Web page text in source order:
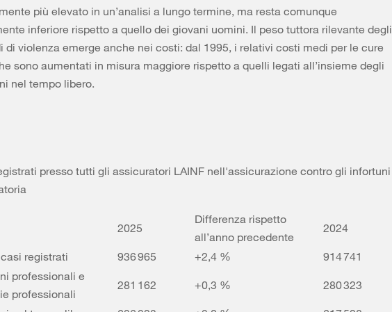
più elevato in un’analisi a lungo termine, ma resta comunque
inferiore rispetto a quello dei giovani uomini. Il peso tuttora rilevante degli
di violenza emerge anche nei costi: dal 1995, i relativi costi medi per le cure
sono aumentati in misura maggiore rispetto a quelli legati all’insieme degli
nel tempo libero.
presso tutti gli assicuratori LAINF nell'assicurazione contro gli infortuni
2025
Differenza rispetto
all’anno precedente
2024
registrati 936 965 +2,4 %
914 741
professionali e
professionali
281 162 +0,3 % 280 323